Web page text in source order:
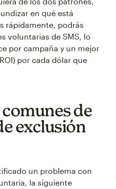
en qué está
rápidamente, podrás
voluntarias de SMS, lo
por campaña y un mejor
por cada dólar que
de
exclusión
un problema con
la siguiente